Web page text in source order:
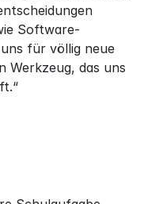
Software-
für völlig neue
Werkzeug, das uns